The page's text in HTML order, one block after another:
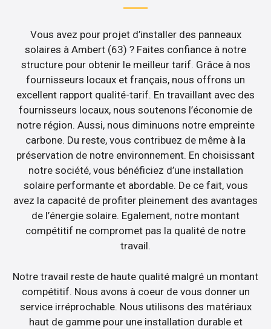
Vous avez pour projet d’installer des panneaux
solaires à Ambert (63) ? Faites confiance à notre
structure pour obtenir le meilleur tarif. Grâce à nos
fournisseurs locaux et français, nous offrons un
excellent rapport qualité-tarif. En travaillant avec des
fournisseurs locaux, nous soutenons l’économie de
notre région. Aussi, nous diminuons notre empreinte
carbone. Du reste, vous contribuez de même à la
préservation de notre environnement. En choisissant
notre société, vous bénéficiez d’une installation
solaire performante et abordable. De ce fait, vous
avez la capacité de profiter pleinement des avantages
de l’énergie solaire. Egalement, notre montant
compétitif ne compromet pas la qualité de notre
travail.
Notre travail reste de haute qualité malgré un montant
compétitif. Nous avons à coeur de vous donner un
service irréprochable. Nous utilisons des matériaux
haut de gamme pour une installation durable et